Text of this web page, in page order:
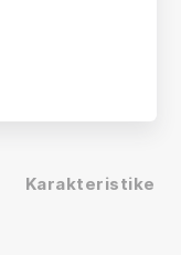
Karakteristike